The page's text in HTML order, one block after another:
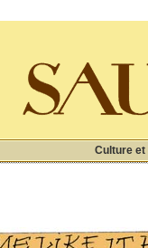
Culture et